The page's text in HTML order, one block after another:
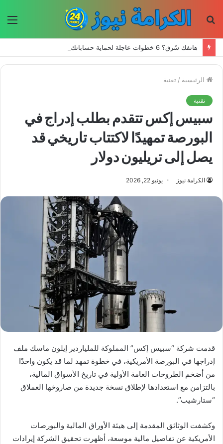
هاتفك سُرق؟ 6 خطوات عاجلة لحماية حساباتك وبياناتك
الرئيسية / تقنية
تقنية
سبيس إكس تتقدم بطلب إدراج في
البورصة تمهيدًا لاكتتاب تاريخي قد
يصل إلى تريليون دولار
الكرامة نيوز يونيو 22, 2026
قدمت شركة “سبيس إكس” المملوكة للملياردير إيلون ماسك ملف
إدراجها في البورصة الأمريكية، في خطوة تمهد لما قد يكون واحدًا
من أضخم الطروحات العامة الأولية في تاريخ الأسواق المالية،
بالتزامن مع استعدادها لإطلاق نسخة جديدة من صاروخها العملاق
“ستارشيب”.
وكشفت الوثائق المقدمة إلى هيئة الأوراق المالية والبورصات
الأمريكية عن تفاصيل مالية موسعة، أظهرت تحقيق الشركة إيرادات